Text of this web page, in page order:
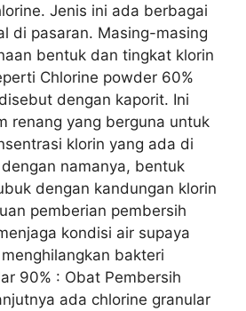
Jenis ini ada berbagai
di pasaran. Masing-masing
bentuk dan tingkat klorin
Chlorine powder 60%
dengan kaporit. Ini
renang yang berguna untuk
klorin yang ada di
namanya, bentuk
dengan kandungan klorin
pemberian pembersih
kondisi air supaya
bakteri
90% : Obat Pembersih
ada chlorine granular